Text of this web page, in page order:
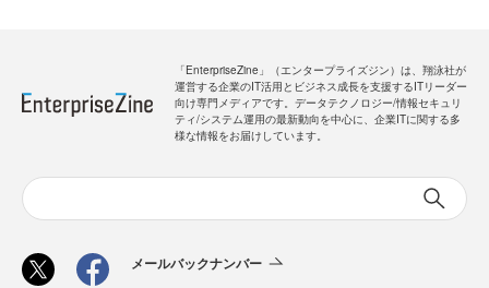
「EnterpriseZine」（エンタープライズジン）は、翔泳社が
運営する企業のIT活用とビジネス成長を支援するITリーダー
向け専門メディアです。データテクノロジー/情報セキュリ
ティ/システム運用の最新動向を中心に、企業ITに関する多
様な情報をお届けしています。
メールバックナンバー